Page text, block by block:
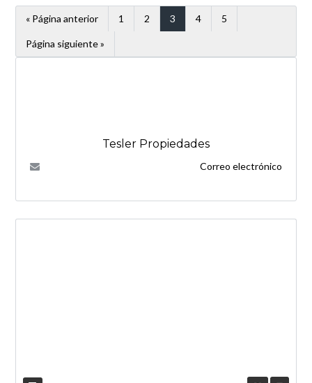
« Página anterior 1 2 3 4 5
Página siguiente »
Tesler Propiedades
Correo electrónico